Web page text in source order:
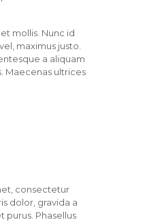
mollis. Nunc id
maximus justo.
a aliquam
Maecenas ultrices
consectetur
dolor, gravida a
purus. Phasellus